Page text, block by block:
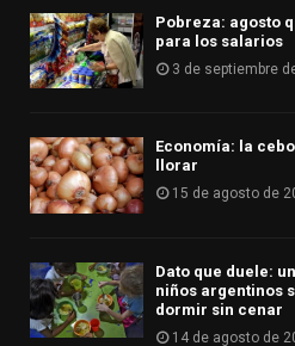
Pobreza: agosto
para los salarios
3 de septiembre
Economía: la
llorar
15 de agosto de
Dato que duele:
niños argentinos
dormir sin cenar
14 de agosto de